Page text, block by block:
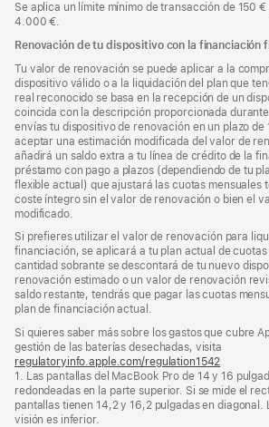
Se aplica un límite mínimo de transacción de 150
4.000 €.
Renovación de tu dispositivo con la financiación
Tu valor de renovación se puede aplicar a la
dispositivo válido o a la liquidación del plan que
real reconocido se basa en la recepción de un
coincida con la descripción proporcionada
envías tu dispositivo de renovación en un plazo de
aceptar una estimación modificada del valor de
añadirá un saldo extra a tu línea de crédito de la
préstamo con pago a plazos (dependiendo de tu
flexible actual) que ajustará las cuotas mensuales
coste íntegro sin el valor de renovación o bien el
modificado.
Si prefieres utilizar el valor de renovación para
financiación, se aplicará a tu plan actual de
cantidad sobrante se descontará de tu nuevo
renovación estimado o un valor de renovación
saldo restante, tendrás que pagar las cuotas
plan de financiación actual.
Si quieres saber más sobre los gastos que cubre
gestión de las baterías desechadas, visita
regulatoryinfo.apple.com/regulation1542
abre
en
una
1. Las pantallas del MacBook Pro de 14 y 16
redondeadas en la parte superior. Si se mide el
pantallas tienen 14,2 y 16,2 pulgadas en diagonal.
visión es inferior.